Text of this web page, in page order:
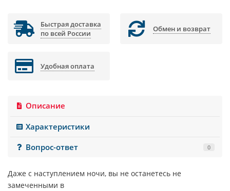
Быстрая доставка
по всей России
Обмен и возврат
Удобная оплата
Описание
Характеристики
Вопрос-ответ
0
Даже с наступлением ночи, вы не останетесь не
замеченными в